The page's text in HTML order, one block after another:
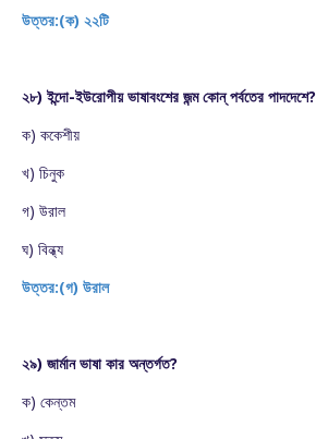
উত্তর:(ক) ২২টি
২৮) ইন্দো-ইউরোপীয় ভাষাবংশের জন্ম কোন্ পর্বতের পাদদেশে?
ক) ককেশীয়
খ) চিনুক
গ) উরাল
ঘ) বিন্ধ্য
উত্তর:(গ) উরাল
২৯) জার্মান ভাষা কার অন্তর্গত?
ক) কেন্তম